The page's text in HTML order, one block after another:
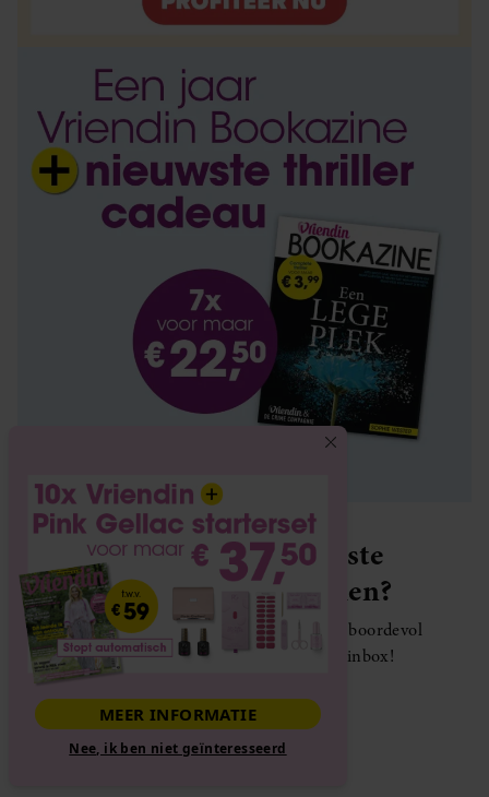
Elke week de mooiste
persoonlijke verhalen?
Ontdek de nieuwsbrief van Vriendin: boordevol
nieuwtjes en verhalen gratis in je inbox!
MEER INFORMATIE
Nee, ik ben niet geïnteresseerd